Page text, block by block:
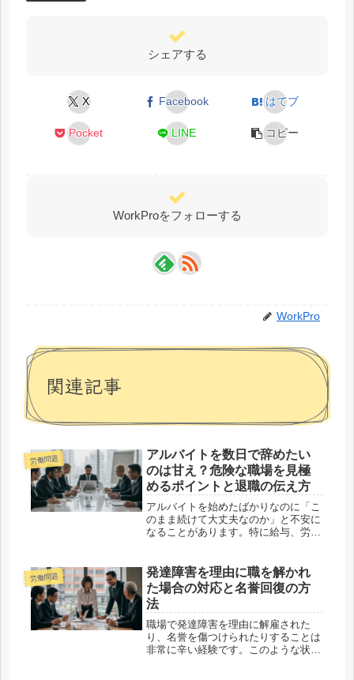
シェアする
X Facebook はてブ
Pocket LINE コピー
WorkProをフォローする
WorkPro
関連記事
労働問題
アルバイトを数日で辞めたい
のは甘え？危険な職場を見極
めるポイントと退職の伝え方
アルバイトを始めたばかりなのに「こ
のまま続けて大丈夫なのか」と不安に
なることがあります。特に給与、労働
ことだけが正しい選択とは限りませ
ん。この記事では、アルバイトを短期
間で...
労働問題
発達障害を理由に職を解かれ
た場合の対応と名誉回復の方
法
職場で発達障害を理由に解雇された
り、名誉を傷つけられたりすることは
非常に辛い経験です。このような状況